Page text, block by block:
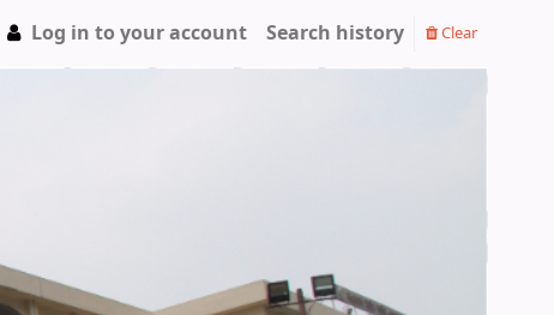
Log in to your account Search history Clear